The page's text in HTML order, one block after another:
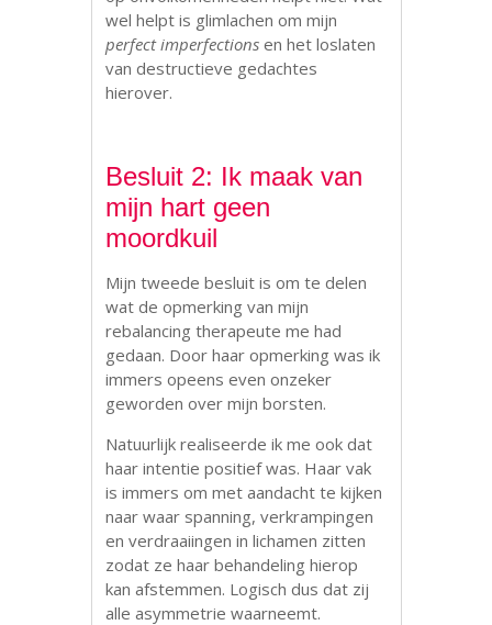
wel helpt is glimlachen om mijn
perfect imperfectionsen het loslaten
van destructieve gedachtes
hierover.
Besluit 2: Ik maak van
mijn hart geen
moordkuil
Mijn tweede besluit is om te delen
wat de opmerking van mijn
rebalancing therapeute me had
gedaan. Door haar opmerking was ik
immers opeens even onzeker
geworden over mijn borsten.
Natuurlijk realiseerde ik me ook dat
haar intentie positief was. Haar vak
is immers om met aandacht te kijken
naar waar spanning, verkrampingen
en verdraaiingen in lichamen zitten
zodat ze haar behandeling hierop
kan afstemmen. Logisch dus dat zij
alle asymmetrie waarneemt.